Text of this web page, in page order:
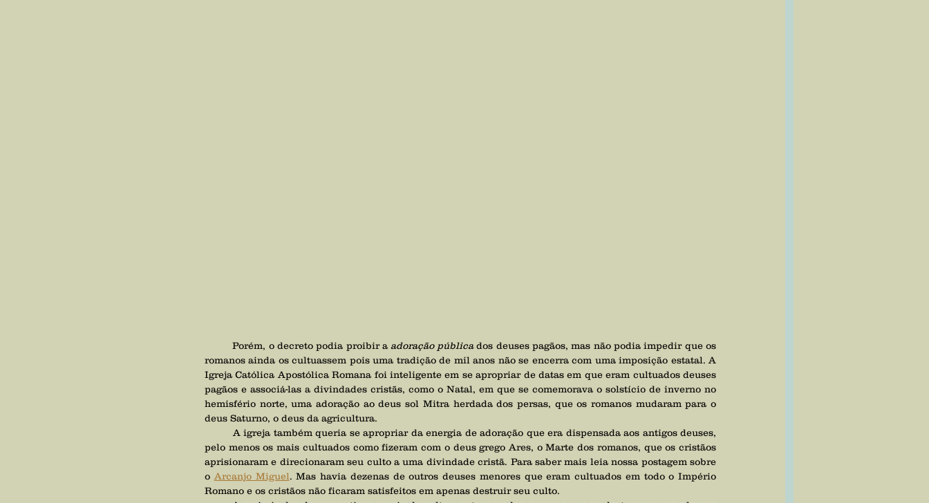
	Porém, o decreto podia proibir a
adoração pública dos deuses pagãos, mas não podia impedir que os
romanos ainda os cultuassem pois uma tradição de mil anos não se encerra com uma imposição estatal. A
Igreja Católica Apostólica Romana foi inteligente em se apropriar de datas em que eram cultuados deuses
pagãos e associá-las a divindades cristãs, como o Natal, em que se comemorava o solstício de inverno no
hemisfério norte, uma adoração ao deus sol Mitra herdada dos persas, que os romanos mudaram para o
deus Saturno, o deus da agricultura.
pelo menos os mais cultuados como fizeram com o deus grego Ares, o Marte dos romanos, que os cristãos
aprisionaram e direcionaram seu culto a uma divindade cristã. Para saber mais leia nossa postagem sobre
o Arcanjo Miguel. Mas havia dezenas de outros deuses menores que eram cultuados em todo o Império
Romano e os cristãos não ficaram satisfeitos em apenas destruir seu culto.